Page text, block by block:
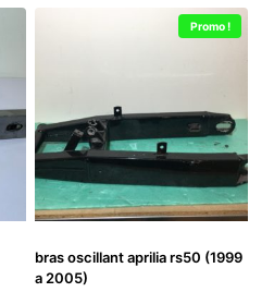
Promo !
bras oscillant aprilia rs50 (1999
a 2005)